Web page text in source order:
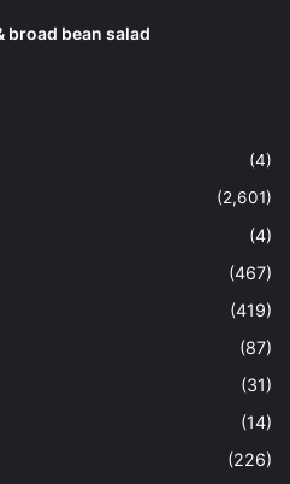
broad bean salad
(4)
(2,601)
(4)
(467)
(419)
(87)
(31)
(14)
(226)